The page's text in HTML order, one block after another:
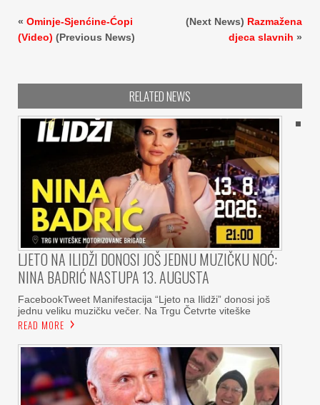
« Ominje-Sjenćine-Ćopi
(Video) (Previous News)
(Next News) Razmažena
djeca slavnih »
RELATED NEWS
LJETO NA ILIDŽI DONOSI JOŠ JEDNU MUZIČKU NOĆ:
NINA BADRIĆ NASTUPA 13. AUGUSTA
FacebookTweet Manifestacija “Ljeto na Ilidži” donosi još
jednu veliku muzičku večer. Na Trgu Četvrte viteške
READ MORE